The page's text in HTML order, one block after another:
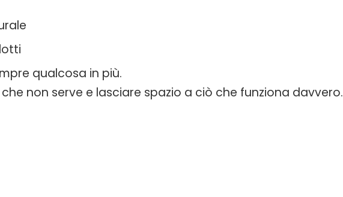
qualcosa in più.
non serve e lasciare spazio a ciò che funziona davvero.